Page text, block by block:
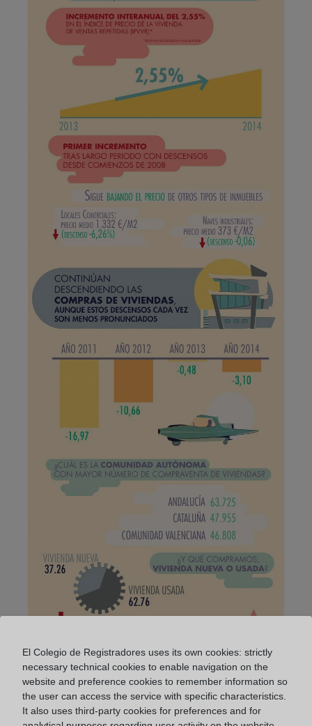
El Colegio de Registradores uses its own cookies: strictly
necessary technical cookies to enable navigation on the
website and preference cookies to remember information so
the user can access the service with specific characteristics.
It also uses third-party cookies for preferences and for